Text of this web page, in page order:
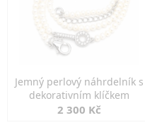
Jemný perlový náhrdelník s
dekorativním klíčkem
2 300 Kč